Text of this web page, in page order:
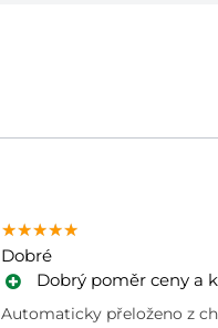
★★★★★
★★★★★
★★★★★
Dobré
Dobrý poměr ceny a
Automaticky přeloženo z